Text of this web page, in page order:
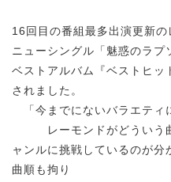
16回目の番組最多出演更新の
ニューシングル「魅惑のラプ
ベストアルバム『ベストヒッ
されました。
「今までにないバラエティ
レーモンドがどういう曲
ャンルに挑戦しているのが分
曲順も拘り